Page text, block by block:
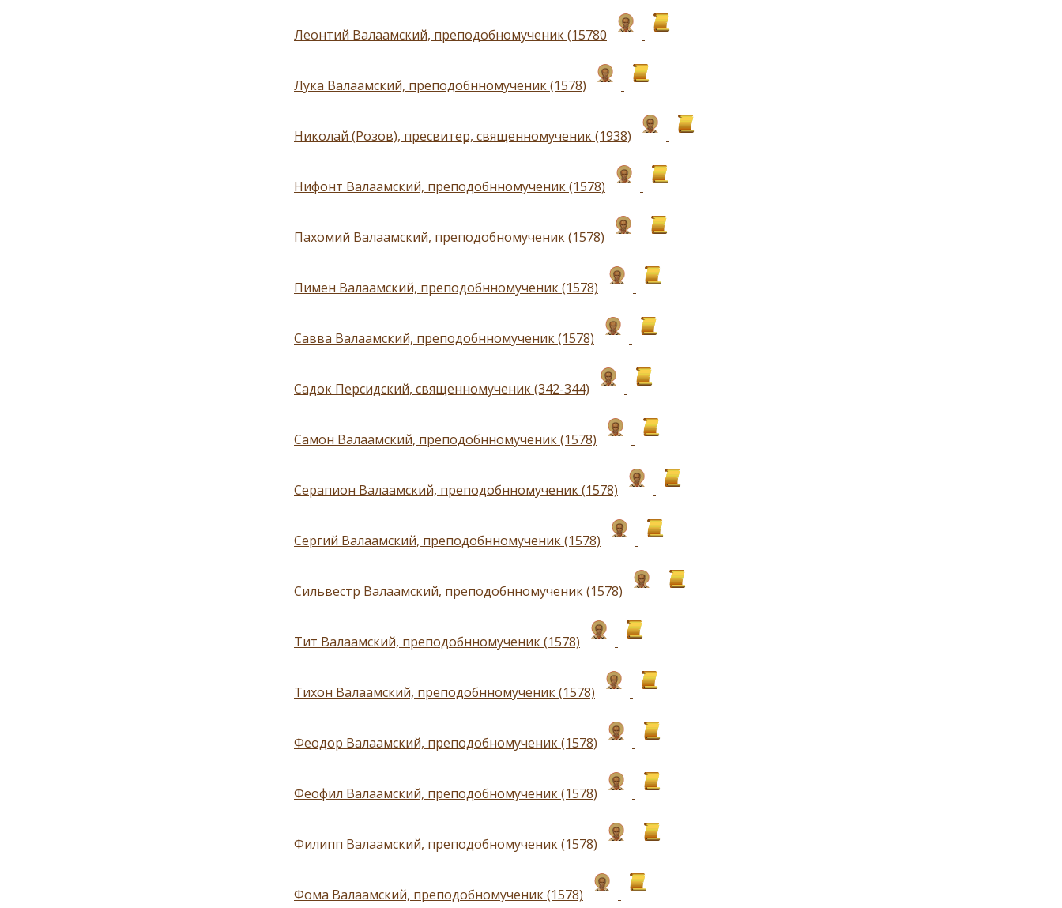
Леонтий Валаамский, преподобномученик (15780
Лука Валаамский, преподобнномученик (1578)
Николай (Розов), пресвитер, священномученик (1938)
Нифонт Валаамский, преподобнномученик (1578)
Пахомий Валаамский, преподобномученик (1578)
Пимен Валаамский, преподобнномученик (1578)
Савва Валаамский, преподобнномученик (1578)
Садок Персидский, священномученик (342-344)
Самон Валаамский, преподобнномученик (1578)
Серапион Валаамский, преподобнномученик (1578)
Сергий Валаамский, преподобнномученик (1578)
Сильвестр Валаамский, преподобнномученик (1578)
Тит Валаамский, преподобнномученик (1578)
Тихон Валаамский, преподобнномученик (1578)
Феодор Валаамский, преподобномученик (1578)
Феофил Валаамский, преподобномученик (1578)
Филипп Валаамский, преподобномученик (1578)
Фома Валаамский, преподобномученик (1578)